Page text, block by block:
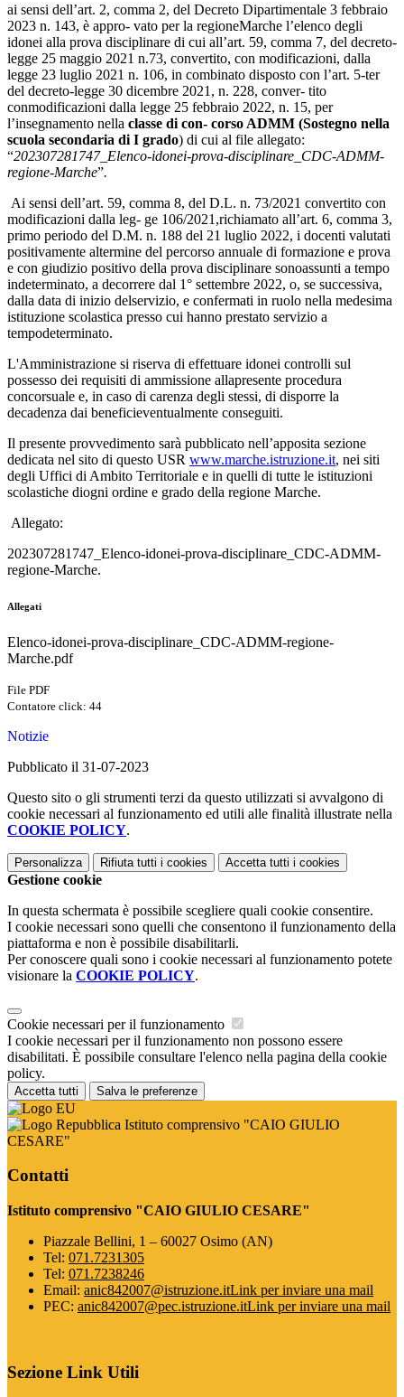
ai sensi dell’art. 2, comma 2, del Decreto Dipartimentale 3 febbraio
2023 n. 143, è appro- vato per la regioneMarche l’elenco degli
idonei alla prova disciplinare di cui all’art. 59, comma 7, del decreto-
legge 25 maggio 2021 n.73, convertito, con modificazioni, dalla
legge 23 luglio 2021 n. 106, in combinato disposto con l’art. 5-ter
del decreto-legge 30 dicembre 2021, n. 228, conver- tito
conmodificazioni dalla legge 25 febbraio 2022, n. 15, per
l’insegnamento nella classe di con- corso ADMM (Sostegno nella
scuola secondaria di I grado) di cui al file allegato:
“202307281747_Elenco-idonei-prova-disciplinare_CDC-ADMM-
regione-Marche”.
Ai sensi dell’art. 59, comma 8, del D.L. n. 73/2021 convertito con
modificazioni dalla leg- ge 106/2021,richiamato all’art. 6, comma 3,
primo periodo del D.M. n. 188 del 21 luglio 2022, i docenti valutati
positivamente altermine del percorso annuale di formazione e prova
e con giudizio positivo della prova disciplinare sonoassunti a tempo
indeterminato, a decorrere dal 1° settembre 2022, o, se successiva,
dalla data di inizio delservizio, e confermati in ruolo nella medesima
istituzione scolastica presso cui hanno prestato servizio a
tempodeterminato.
L'Amministrazione si riserva di effettuare idonei controlli sul
possesso dei requisiti di ammissione allapresente procedura
concorsuale e, in caso di carenza degli stessi, di disporre la
decadenza dai beneficieventualmente conseguiti.
Il presente provvedimento sarà pubblicato nell’apposita sezione
dedicata nel sito di questo USR www.marche.istruzione.it, nei siti
degli Uffici di Ambito Territoriale e in quelli di tutte le istituzioni
scolastiche diogni ordine e grado della regione Marche.
Allegato:
202307281747_Elenco-idonei-prova-disciplinare_CDC-ADMM-
regione-Marche.
Allegati
Elenco-idonei-prova-disciplinare_CDC-ADMM-regione-
Marche.pdf
File PDF
Contatore click: 44
Notizie
Pubblicato il 31-07-2023
Questo sito o gli strumenti terzi da questo utilizzati si avvalgono di
cookie necessari al funzionamento ed utili alle finalità illustrate nella
COOKIE POLICY.
Personalizza Rifiuta tutti i cookies Accetta tutti i cookies
Gestione cookie
In questa schermata è possibile scegliere quali cookie consentire.
I cookie necessari sono quelli che consentono il funzionamento della
piattaforma e non è possibile disabilitarli.
Per conoscere quali sono i cookie necessari al funzionamento potete
visionare la COOKIE POLICY.
Cookie necessari per il funzionamento
I cookie necessari per il funzionamento non possono essere
disabilitati. È possibile consultare l'elenco nella pagina della cookie
policy.
Accetta tutti Salva le preferenze
Istituto comprensivo "CAIO GIULIO
CESARE"
Contatti
Istituto comprensivo "CAIO GIULIO CESARE"
Piazzale Bellini, 1 – 60027 Osimo (AN)
Tel: 071.7231305
Tel: 071.7238246
Email: anic842007@istruzione.itLink per inviare una mail
PEC: anic842007@pec.istruzione.itLink per inviare una mail
Sezione Link Utili